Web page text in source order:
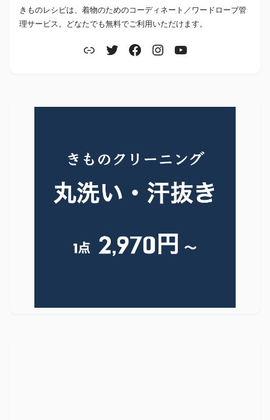
きものレシピは、着物のためのコーディネート／ワードローブ管
理サービス。どなたでも無料でご利用いただけます。